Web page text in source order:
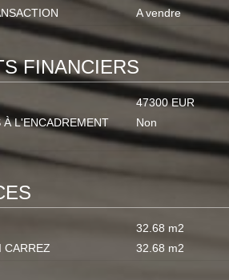
A vendre
FINANCIERS
47300 EUR
À L'ENCADREMENT
Non
32.68 m2
CARREZ
32.68 m2